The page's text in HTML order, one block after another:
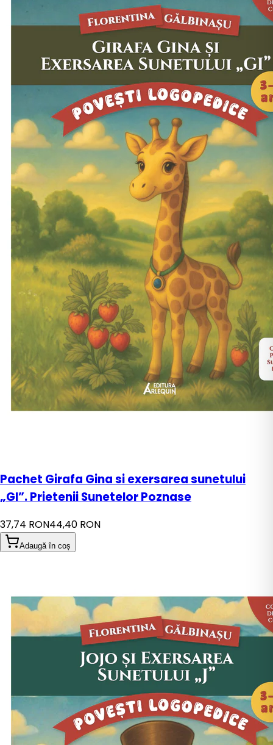
Pachet Girafa Gina si exersarea sunetului
„GI”. Prietenii Sunetelor Poznase
37,74 RON44,40 RON
Adaugă în coș